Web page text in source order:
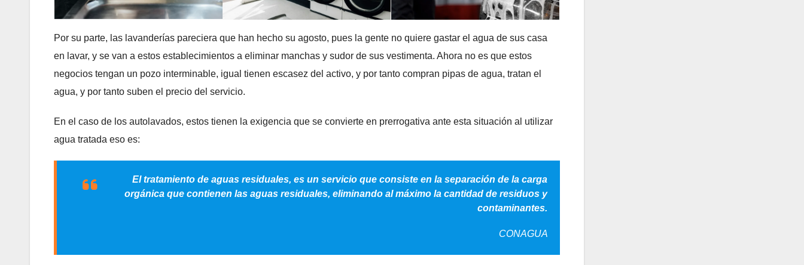
Por su parte, las lavanderías pareciera que han hecho su agosto, pues la gente no quiere gastar el agua de sus casa
en lavar, y se van a estos establecimientos a eliminar manchas y sudor de sus vestimenta. Ahora no es que estos
negocios tengan un pozo interminable, igual tienen escasez del activo, y por tanto compran pipas de agua, tratan el
agua, y por tanto suben el precio del servicio.
En el caso de los autolavados, estos tienen la exigencia que se convierte en prerrogativa ante esta situación al utilizar
agua tratada eso es:
El tratamiento de aguas residuales, es un servicio que consiste en la separación de la carga
orgánica que contienen las aguas residuales, eliminando al máximo la cantidad de residuos y
contaminantes.
CONAGUA